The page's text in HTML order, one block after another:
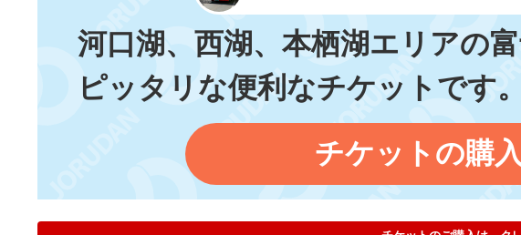
河口湖、西湖、本栖湖エリアの
ピッタリな便利なチケットです。
チケットの購